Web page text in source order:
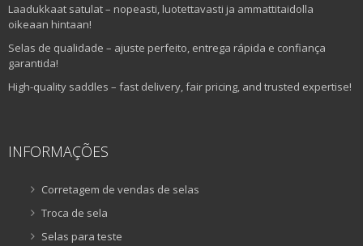
Laadukkaat satulat – nopeasti, luotettavasti ja ammattitaidolla
oikeaan hintaan!
Selas de qualidade – ajuste perfeito, entrega rápida e confiança
garantida!
High-quality saddles – fast delivery, fair pricing, and trusted expertise!
INFORMAÇÕES
Corretagem de vendas de selas
Troca de sela
Selas para teste